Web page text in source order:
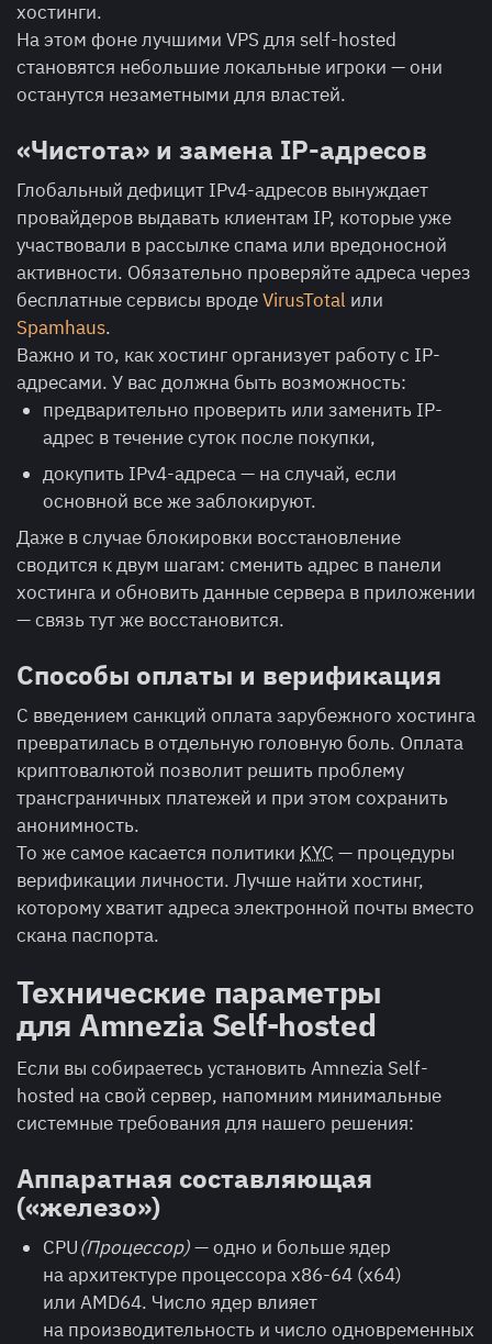
хостинги.
На этом фоне лучшими VPS для self-hosted
становятся небольшие локальные игроки — они
останутся незаметными для властей.
«Чистота» и замена IP-адресов
Глобальный дефицит IPv4-адресов вынуждает
провайдеров выдавать клиентам IP, которые уже
участвовали в рассылке спама или вредоносной
активности. Обязательно проверяйте адреса через
бесплатные сервисы вродеVirusTotal или
Spamhaus.
Важно и то, как хостинг организует работу с IP-
адресами. У вас должна быть возможность:
предварительно проверить или заменить IP-
адрес в течение суток после покупки,
докупить IPv4-адреса — на случай, если
основной все же заблокируют.
Даже в случае блокировки восстановление
сводится к двум шагам: сменить адрес в панели
хостинга и обновить данные сервера в приложении
— связь тут же восстановится.
Способы оплаты и верификация
С введением санкций оплата зарубежного хостинга
превратилась в отдельную головную боль. Оплата
криптовалютой позволит решить проблему
трансграничных платежей и при этом сохранить
анонимность.
То же самое касается политики KYC — процедуры
верификации личности. Лучше найти хостинг,
которому хватит адреса электронной почты вместо
скана паспорта.
Технические параметры
для Amnezia Self-hosted
Если вы собираетесь установить Amnezia Self-
hosted на свой сервер, напомним минимальные
системные требования для нашего решения:
Аппаратная составляющая
(«железо»)
CPU(Процессор)— одно и больше ядер
на архитектуре процессора x86-64 (x64)
или AMD64. Число ядер влияет
на производительность и число одновременных